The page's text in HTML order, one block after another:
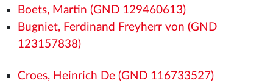
Boets, Martin (GND 129460613)
Bugniet, Ferdinand Freyherr von (GND
123157838)
Croes, Heinrich De (GND 116733527)